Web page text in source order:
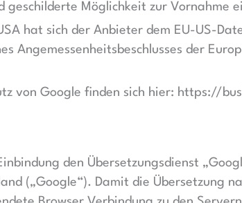
Möglichkeit zur Vornahme
hat sich der Anbieter dem EU-US-
Angemessenheitsbeschlusses der
von Google finden sich hier: https://
den Übersetzungsdienst
(„Google“). Damit die Übersetzung